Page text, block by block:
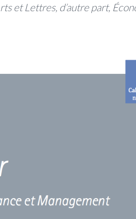
et Lettres, d’autre part,